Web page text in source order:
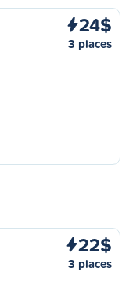
24$
3 places
22$
3 places